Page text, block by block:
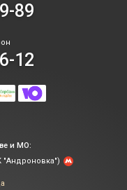
89
12
и МО:
"Андроновка")